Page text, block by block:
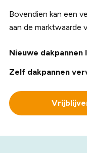
Bovendien kan een
aan de marktwaarde
Nieuwe dakpannen
aanpak voor het
met een
dakpannen, gevolgd
onderliggende
Zelf dakpannen
het-zelver
om deze taak over te
uitdagingen die